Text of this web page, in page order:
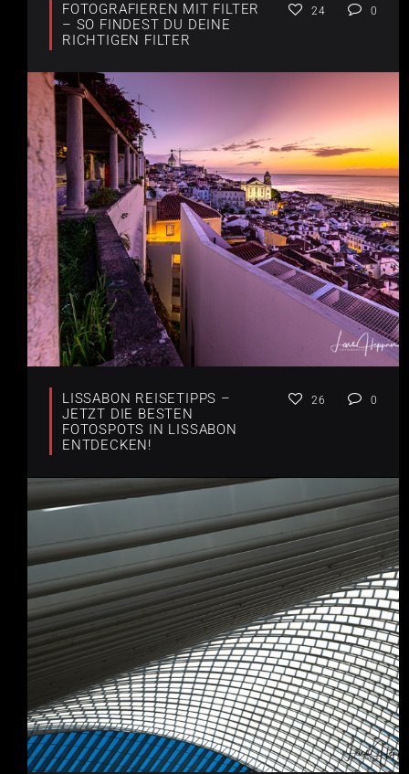
FOTOGRAFIEREN MIT FILTER
– SO FINDEST DU DEINE
RICHTIGEN FILTER
24 0
LISSABON REISETIPPS –
JETZT DIE BESTEN
FOTOSPOTS IN LISSABON
ENTDECKEN!
26 0